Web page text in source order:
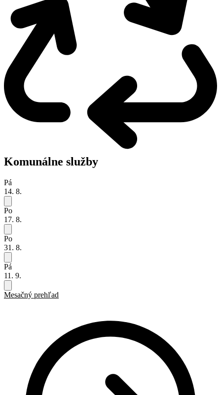
Komunálne služby
Pá
14. 8.
Po
17. 8.
Po
31. 8.
Pá
11. 9.
Mesačný prehľad